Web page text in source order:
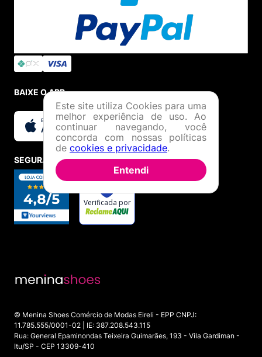
BAIXE O APP
SEGURANÇA E CREDIBILIDADE
© Menina Shoes Comércio de Modas Eireli - EPP CNPJ:
11.785.555/0001-02 | IE: 387.208.543.115
Rua: General Epaminondas Teixeira Guimarães, 193 - Vila Gardiman -
Itu/SP - CEP 13309-410
Este site utiliza Cookies para uma
melhor experiência de uso. Ao
continuar navegando, você
concorda com nossas políticas
de cookies e privacidade.
Entendi